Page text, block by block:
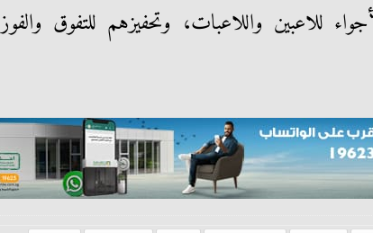
للاعبين واللاعبات، وتحفيزهم للتفوق والفوز